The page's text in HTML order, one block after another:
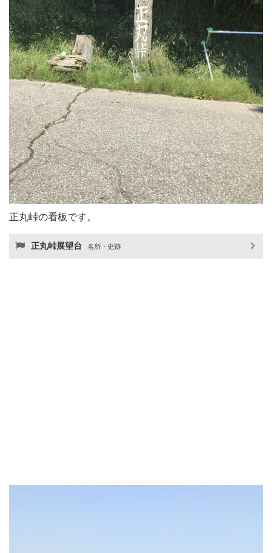
正丸峠の看板です。
正丸峠展望台 名所・史跡